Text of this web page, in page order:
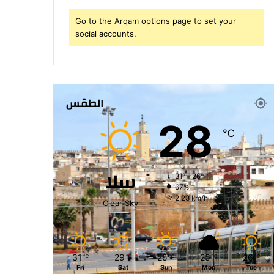
Go to the Arqam options page to set your
social accounts.
الطقس
سلا
Clear Sky
28℃
31º - 26º
67%
2.23 km/h
31 ℃
Fri
29 ℃
Sat
25 ℃
Sun
25 ℃
Mon
26 ℃
Tue